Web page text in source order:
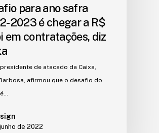
para ano safra
2023 é chegar a R$
em contratações, diz
de atacado da Caixa,
afirmou que o desafio do
de 2022